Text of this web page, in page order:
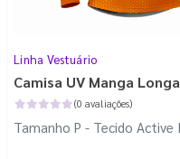
Linha Vestuário
Camisa UV Manga Longa
(0 avaliações)
Tamanho P - Tecido Active